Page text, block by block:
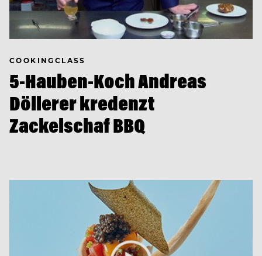
COOKINGCLASS
5-Hauben-Koch Andreas
Döllerer kredenzt
Zackelschaf BBQ